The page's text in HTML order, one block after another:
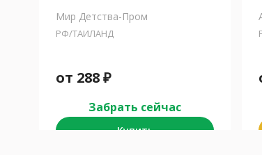
Мир Детства-Пром
РФ/ТАИЛАНД
от 288₽
Забрать сейчас
Купить